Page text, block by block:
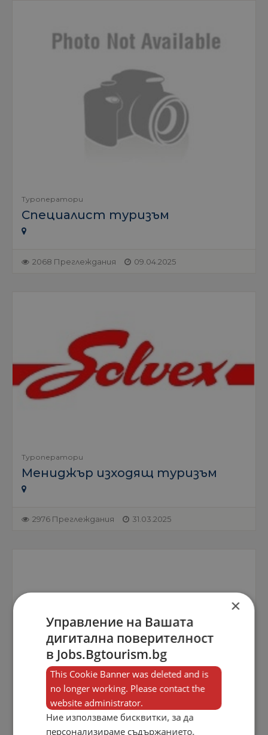
Туроператори
Специалист туризъм
2068 Преглеждания 09.04.2025
Туроператори
Мениджър изходящ туризъм
2976 Преглеждания 31.03.2025
×
Управление на Вашата
дигитална поверителност
в Jobs.Bgtourism.bg
This Cookie Banner was deleted and is
no longer working. Please contact the
website administrator.
Ние използваме бисквитки, за да
персонализираме съдържанието,